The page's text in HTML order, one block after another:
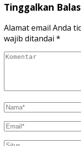
Tinggalkan
Alamat email Anda
wajib ditandai *